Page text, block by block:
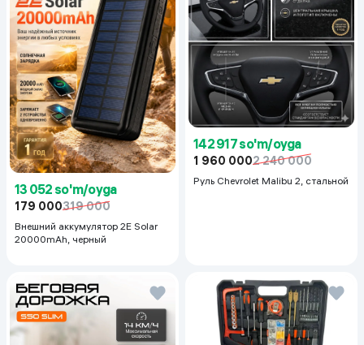
13 052 so'm/oyga
179 000319 000
Внешний аккумулятор 2E Solar
20000mAh, черный
142 917 so'm/oyga
1 960 0002 240 000
Руль Chevrolet Malibu 2, cтальной